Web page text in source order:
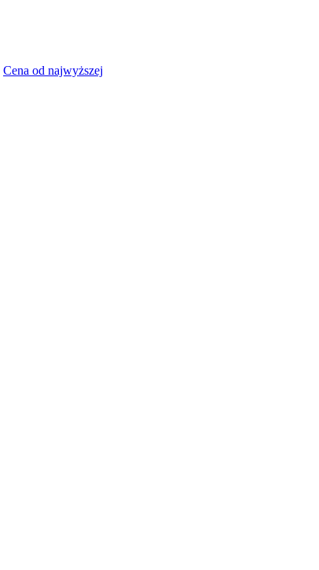
Cena od najwyższej